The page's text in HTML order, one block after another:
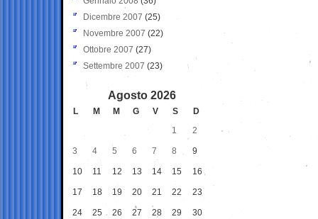
Dicembre 2007 (25)
Novembre 2007 (22)
Ottobre 2007 (27)
Settembre 2007 (23)
Agosto 2026
L M M G V S
D
1
2
3 4 5 6 7 8 9
10 11 12 13 14 15 16
17 18 19 20 21 22 23
24 25 26 27 28 29 30